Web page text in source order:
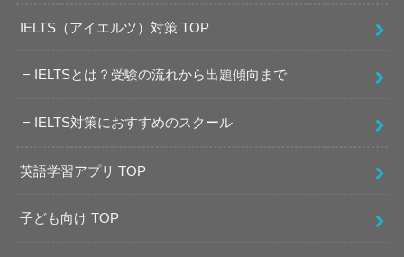
IELTS（アイエルツ）対策 TOP
IELTSとは？受験の流れから出題傾向まで
IELTS対策におすすめのスクール
英語学習アプリ TOP
子ども向け TOP